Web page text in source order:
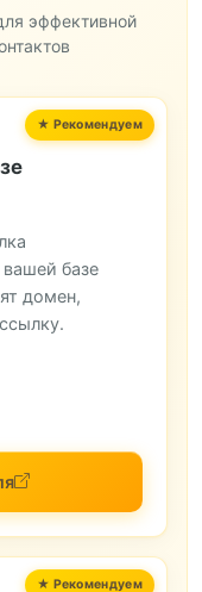
эффективной
базе
домен,